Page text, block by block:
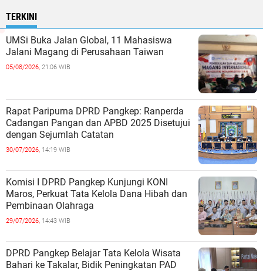
TERKINI
UMSi Buka Jalan Global, 11 Mahasiswa
Jalani Magang di Perusahaan Taiwan
05/08/2026, 21:06 WIB
Rapat Paripurna DPRD Pangkep: Ranperda
Cadangan Pangan dan APBD 2025 Disetujui
dengan Sejumlah Catatan
30/07/2026, 14:19 WIB
Komisi I DPRD Pangkep Kunjungi KONI
Maros, Perkuat Tata Kelola Dana Hibah dan
Pembinaan Olahraga
29/07/2026, 14:43 WIB
DPRD Pangkep Belajar Tata Kelola Wisata
Bahari ke Takalar, Bidik Peningkatan PAD